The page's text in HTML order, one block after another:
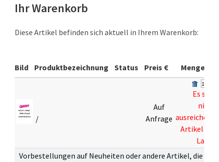
Ihr Warenkorb
Diese Artikel befinden sich aktuell in Ihrem Warenkorb:
Bild Produktbezeichnung Status Preis € Menge
/
Auf
Anfrage
Es sind
nicht
ausreichend
Artikel auf
Lager
Vorbestellungen auf Neuheiten oder andere Artikel, die zur